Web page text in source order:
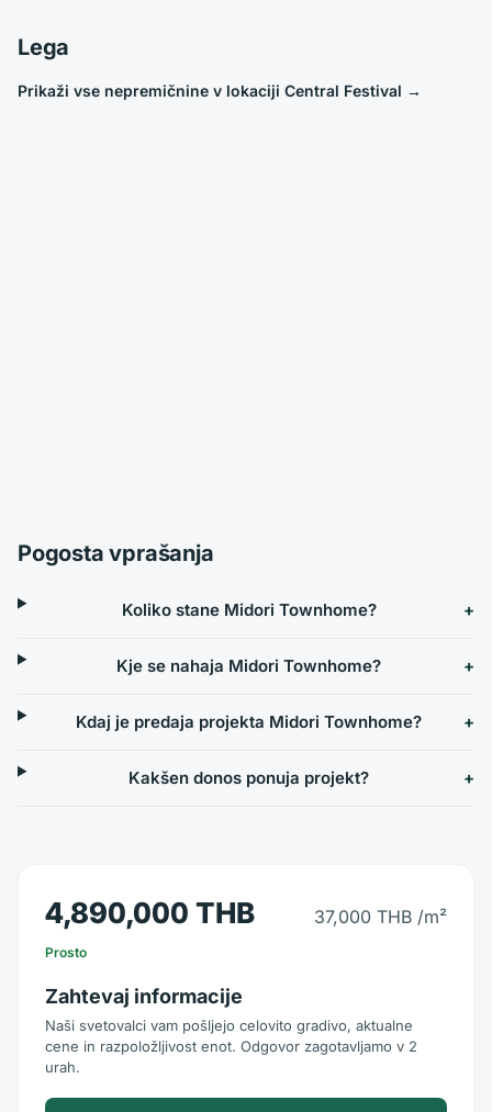
Lega
Prikaži vse nepremičnine v lokaciji Central Festival →
Pogosta vprašanja
Koliko stane Midori Townhome?
Kje se nahaja Midori Townhome?
Kdaj je predaja projekta Midori Townhome?
Kakšen donos ponuja projekt?
4,890,000 THB 37,000 THB /m²
Prosto
Zahtevaj informacije
Naši svetovalci vam pošljejo celovito gradivo, aktualne
cene in razpoložljivost enot. Odgovor zagotavljamo v 2
urah.